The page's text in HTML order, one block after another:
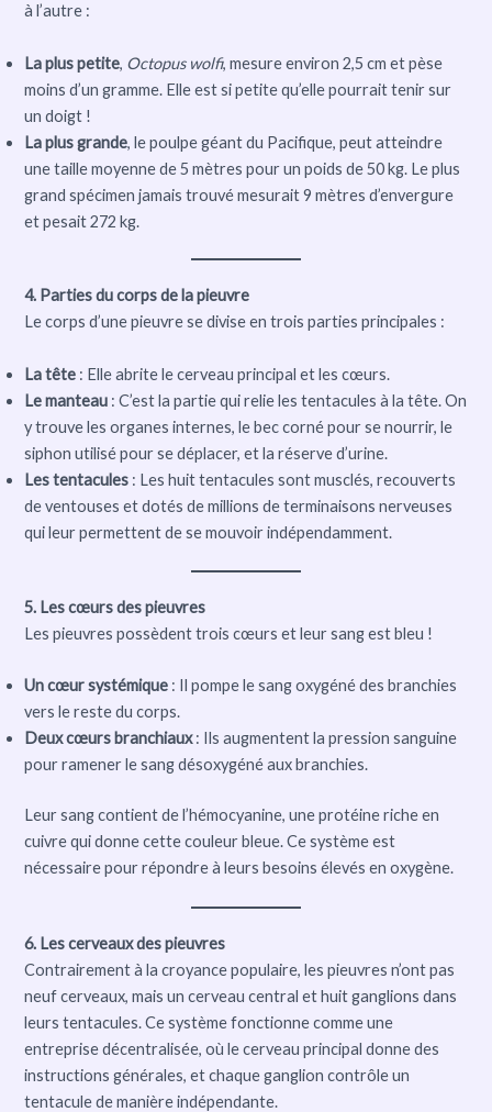
à l’autre :
La plus petite, Octopus wolfi, mesure environ 2,5 cm et pèse
moins d’un gramme. Elle est si petite qu’elle pourrait tenir sur
un doigt !
La plus grande, le poulpe géant du Pacifique, peut atteindre
une taille moyenne de 5 mètres pour un poids de 50 kg. Le plus
grand spécimen jamais trouvé mesurait 9 mètres d’envergure
et pesait 272 kg.
4. Parties du corps de la pieuvre
Le corps d’une pieuvre se divise en trois parties principales :
La tête : Elle abrite le cerveau principal et les cœurs.
Le manteau : C’est la partie qui relie les tentacules à la tête. On
y trouve les organes internes, le bec corné pour se nourrir, le
siphon utilisé pour se déplacer, et la réserve d’urine.
Les tentacules : Les huit tentacules sont musclés, recouverts
de ventouses et dotés de millions de terminaisons nerveuses
qui leur permettent de se mouvoir indépendamment.
5. Les cœurs des pieuvres
Les pieuvres possèdent trois cœurs et leur sang est bleu !
Un cœur systémique : Il pompe le sang oxygéné des branchies
vers le reste du corps.
Deux cœurs branchiaux: Ils augmentent la pression sanguine
pour ramener le sang désoxygéné aux branchies.
Leur sang contient de l’hémocyanine, une protéine riche en
cuivre qui donne cette couleur bleue. Ce système est
nécessaire pour répondre à leurs besoins élevés en oxygène.
6. Les cerveaux des pieuvres
Contrairement à la croyance populaire, les pieuvres n’ont pas
neuf cerveaux, mais un cerveau central et huit ganglions dans
leurs tentacules. Ce système fonctionne comme une
entreprise décentralisée, où le cerveau principal donne des
instructions générales, et chaque ganglion contrôle un
tentacule de manière indépendante.